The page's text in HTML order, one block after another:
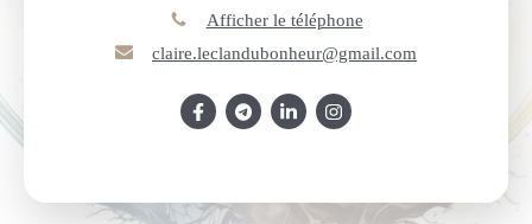
Afficher le téléphone
claire.leclandubonheur@gmail.com